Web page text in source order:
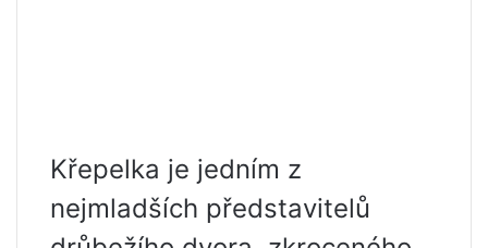
Křepelka je jedním z
nejmladších představitelů